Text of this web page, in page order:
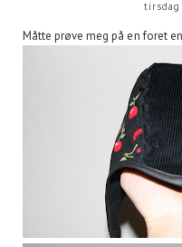
tirsdag
Måtte prøve meg på en foret